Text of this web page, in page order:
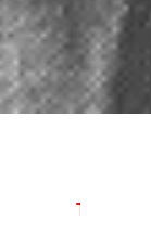
Tover